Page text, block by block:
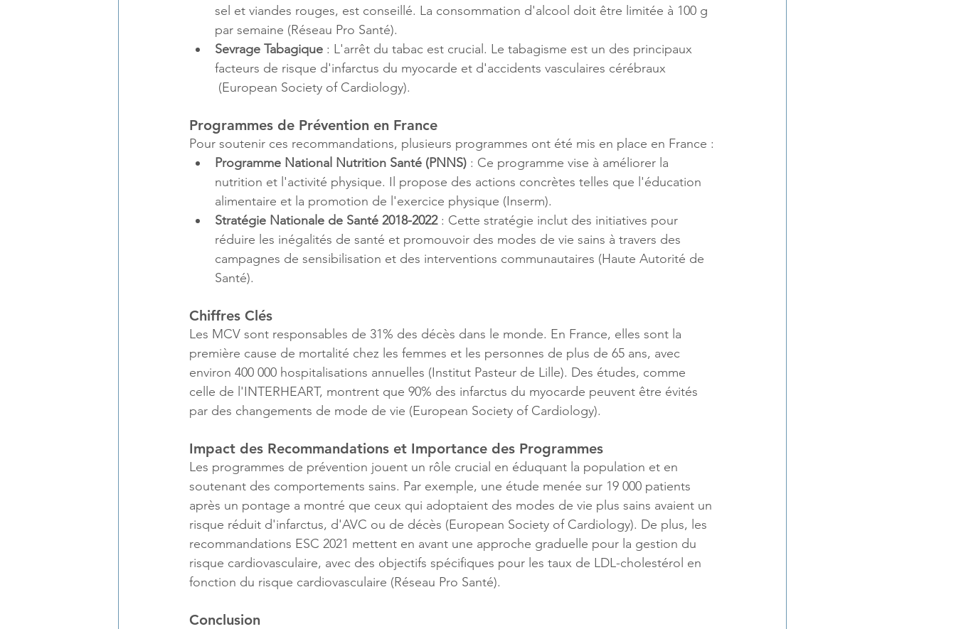
sel et viandes rouges, est conseillé. La consommation d'alcool doit être limitée à 100 g
par semaine​ (Réseau Pro Santé)​.
Sevrage Tabagique : L'arrêt du tabac est crucial. Le tabagisme est un des principaux
facteurs de risque d'infarctus du myocarde et d'accidents vasculaires cérébraux​
(European Society of Cardiology)​.
Programmes de Prévention en France
Pour soutenir ces recommandations, plusieurs programmes ont été mis en place en France :
Programme National Nutrition Santé (PNNS) : Ce programme vise à améliorer la
nutrition et l'activité physique. Il propose des actions concrètes telles que l'éducation
alimentaire et la promotion de l'exercice physique​ (Inserm)​.
Stratégie Nationale de Santé 2018-2022 : Cette stratégie inclut des initiatives pour
réduire les inégalités de santé et promouvoir des modes de vie sains à travers des
campagnes de sensibilisation et des interventions communautaires​ (Haute Autorité de
Santé)​.
Chiffres Clés
Les MCV sont responsables de 31% des décès dans le monde. En France, elles sont la
première cause de mortalité chez les femmes et les personnes de plus de 65 ans, avec
environ 400 000 hospitalisations annuelles​ (Institut Pasteur de Lille)​. Des études, comme
celle de l'INTERHEART, montrent que 90% des infarctus du myocarde peuvent être évités
par des changements de mode de vie​ (European Society of Cardiology)​.
Impact des Recommandations et Importance des Programmes
Les programmes de prévention jouent un rôle crucial en éduquant la population et en
soutenant des comportements sains. Par exemple, une étude menée sur 19 000 patients
après un pontage a montré que ceux qui adoptaient des modes de vie plus sains avaient un
risque réduit d'infarctus, d'AVC ou de décès​ (European Society of Cardiology)​. De plus, les
recommandations ESC 2021 mettent en avant une approche graduelle pour la gestion du
risque cardiovasculaire, avec des objectifs spécifiques pour les taux de LDL-cholestérol en
fonction du risque cardiovasculaire​ (Réseau Pro Santé)​.
Conclusion